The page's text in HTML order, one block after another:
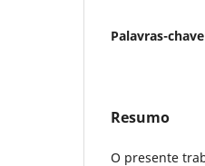
Palavras-
Resumo
O presente